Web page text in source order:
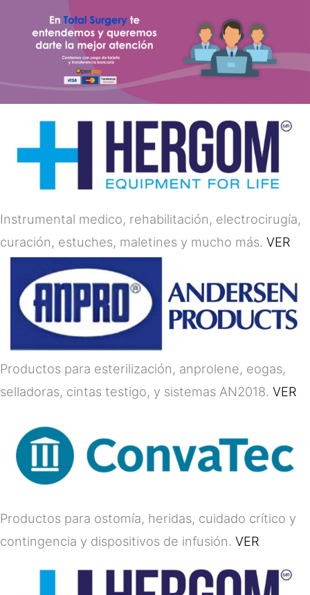
Instrumental medico, rehabilitación, electrocirugía,
curación, estuches, maletines y mucho más. VER
Productos para esterilización, anprolene, eogas,
selladoras, cintas testigo, y sistemas AN2018. VER
Productos para ostomía, heridas, cuidado crítico y
contingencia y dispositivos de infusión. VER